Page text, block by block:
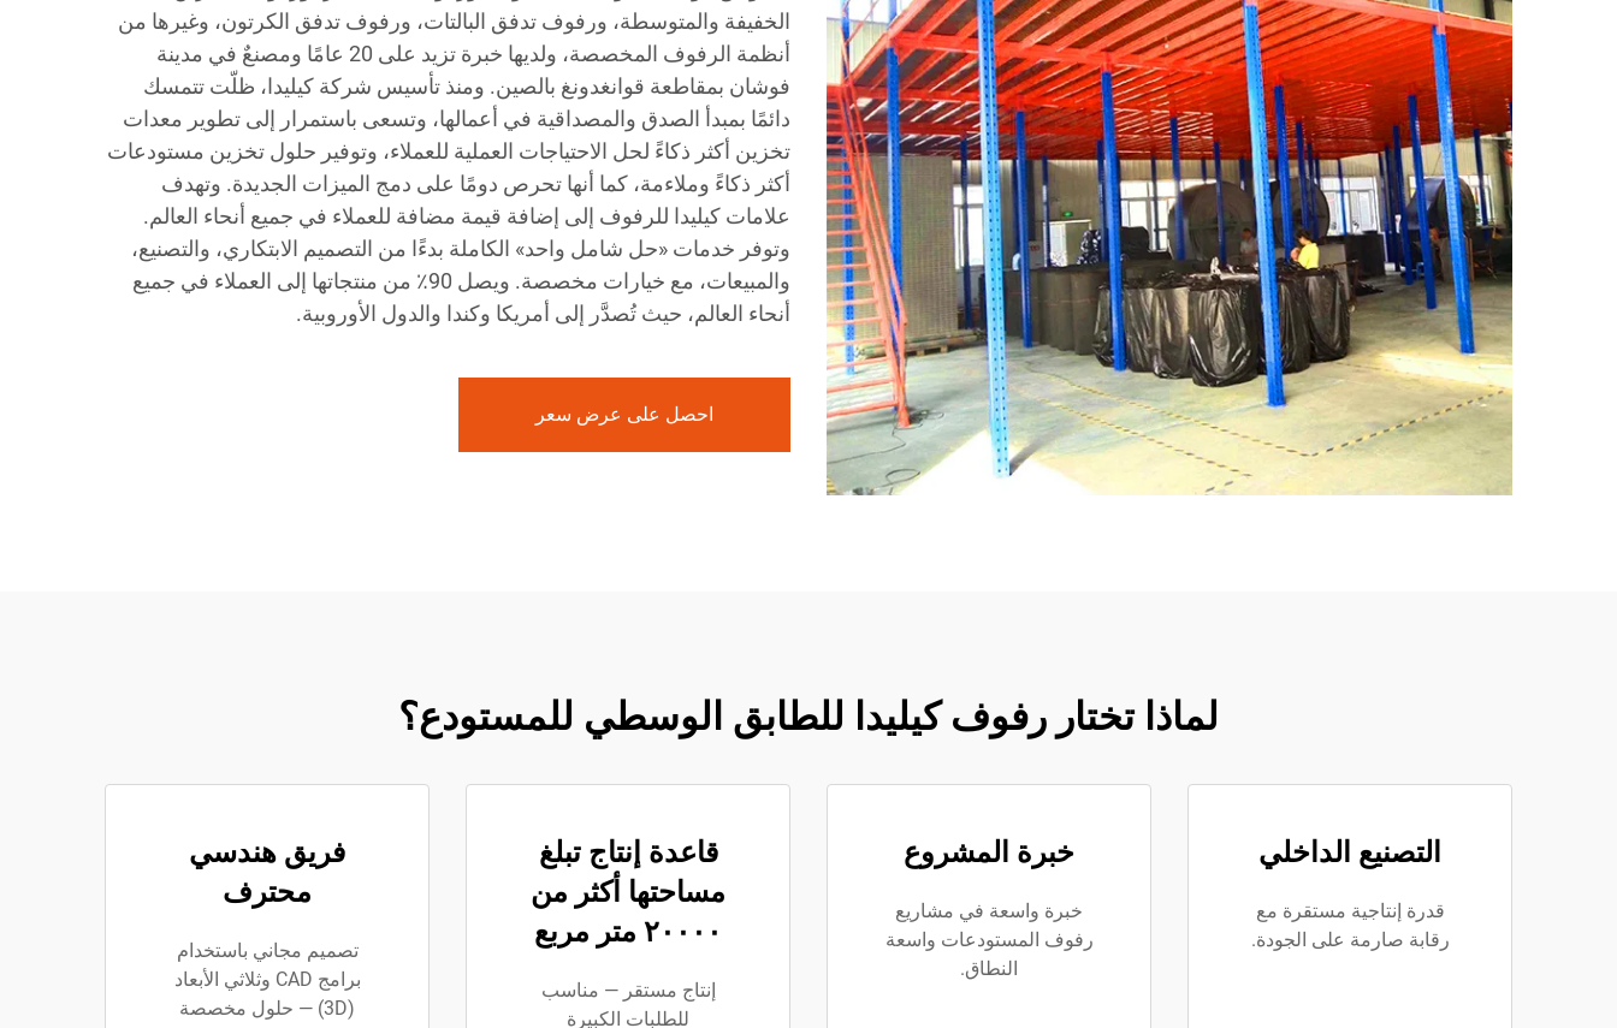
الخفيفة والمتوسطة، ورفوف تدفق البالتات، ورفوف تدفق الكرتون، وغيرها من
أنظمة الرفوف المخصصة، ولديها خبرة تزيد على 20 عامًا ومصنعٌ في مدينة
فوشان بمقاطعة قوانغدونغ بالصين. ومنذ تأسيس شركة كيليدا، ظلّت تتمسك
دائمًا بمبدأ الصدق والمصداقية في أعمالها، وتسعى باستمرار إلى تطوير معدات
تخزين أكثر ذكاءً لحل الاحتياجات العملية للعملاء، وتوفير حلول تخزين مستودعات
أكثر ذكاءً وملاءمة، كما أنها تحرص دومًا على دمج الميزات الجديدة. وتهدف
علامات كيليدا للرفوف إلى إضافة قيمة مضافة للعملاء في جميع أنحاء العالم.
وتوفر خدمات «حل شامل واحد» الكاملة بدءًا من التصميم الابتكاري، والتصنيع،
والمبيعات، مع خيارات مخصصة. ويصل 90٪ من منتجاتها إلى العملاء في جميع
أنحاء العالم، حيث تُصدَّر إلى أمريكا وكندا والدول الأوروبية.
احصل على عرض سعر
لماذا تختار رفوف كيليدا للطابق الوسطي للمستودع؟
التصنيع الداخلي
قدرة إنتاجية مستقرة مع
رقابة صارمة على الجودة.
خبرة المشروع
خبرة واسعة في مشاريع
رفوف المستودعات واسعة
النطاق.
قاعدة إنتاج تبلغ
مساحتها أكثر من
٢٠٠٠٠ متر مربع
إنتاج مستقر — مناسب
للطلبات الكبيرة
فريق هندسي
محترف
تصميم مجاني باستخدام
برامج CAD وثلاثي الأبعاد
(3D) — حلول مخصصة